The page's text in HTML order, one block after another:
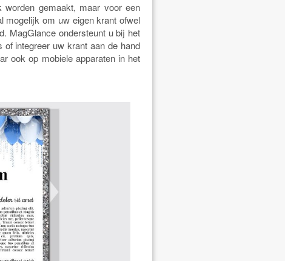
worden gemaakt, maar voor een
mogelijk om uw eigen krant ofwel
MagGlance ondersteunt u bij het
integreer uw krant aan de hand
ook op mobiele apparaten in het